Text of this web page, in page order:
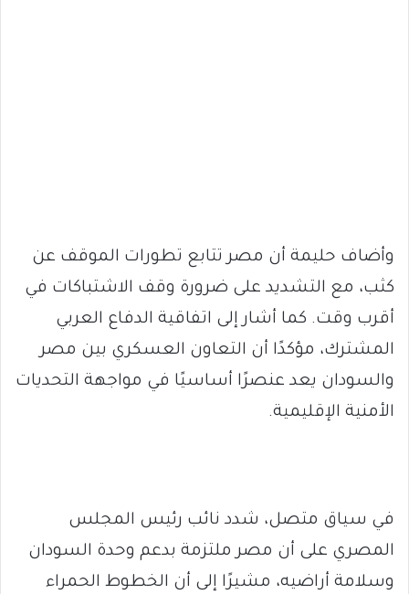
وأضاف حليمة أن مصر تتابع تطورات الموقف عن
كثب، مع التشديد على ضرورة وقف الاشتباكات في
أقرب وقت. كما أشار إلى اتفاقية الدفاع العربي
المشترك، مؤكدًا أن التعاون العسكري بين مصر
والسودان يعد عنصرًا أساسيًا في مواجهة التحديات
الأمنية الإقليمية.
في سياق متصل، شدد نائب رئيس المجلس
المصري على أن مصر ملتزمة بدعم وحدة السودان
وسلامة أراضيه، مشيرًا إلى أن الخطوط الحمراء